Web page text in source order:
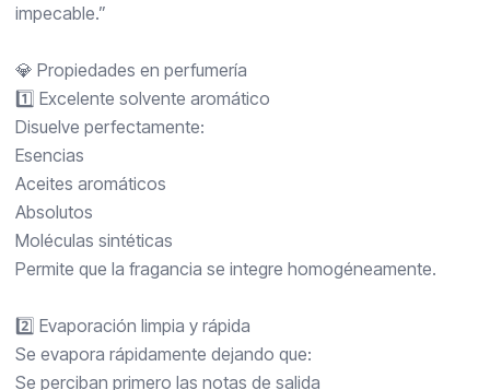
impecable.”
💎 Propiedades en perfumería
1️⃣ Excelente solvente aromático
Disuelve perfectamente:
Esencias
Aceites aromáticos
Absolutos
Moléculas sintéticas
Permite que la fragancia se integre homogéneamente.
2️⃣ Evaporación limpia y rápida
Se evapora rápidamente dejando que:
Se perciban primero las notas de salida